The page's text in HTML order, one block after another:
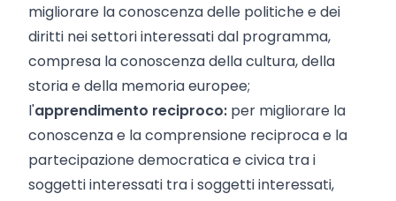
migliorare la conoscenza delle politiche e dei
diritti nei settori interessati dal programma,
compresa la conoscenza della cultura, della
storia e della memoria europee;
l'apprendimento reciproco: per migliorare la
conoscenza e la comprensione reciproca e la
partecipazione democratica e civica tra i
soggetti interessati tra i soggetti interessati,